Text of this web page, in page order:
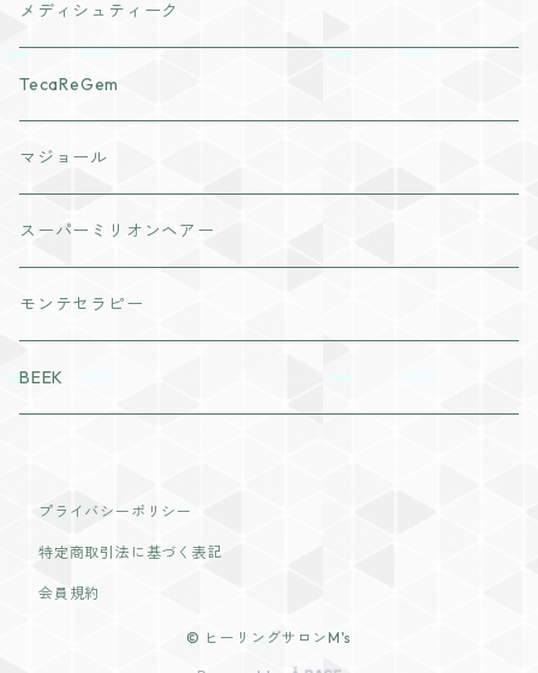
クレンジング・洗顔
化粧水
ジェル・クリーム
ナチュリスティーアクレス
cocochia
VI PLANTE
リキッド
ディフェンサー
インナーケア
粒タイプ
パウダータイプ
メディシュティーク
TecaReGem
マジョール
スーパーミリオンヘアー
モンテセラピー
BEEK
プライバシーポリシー
特定商取引法に基づく表記
会員規約
© ヒーリングサロンM's